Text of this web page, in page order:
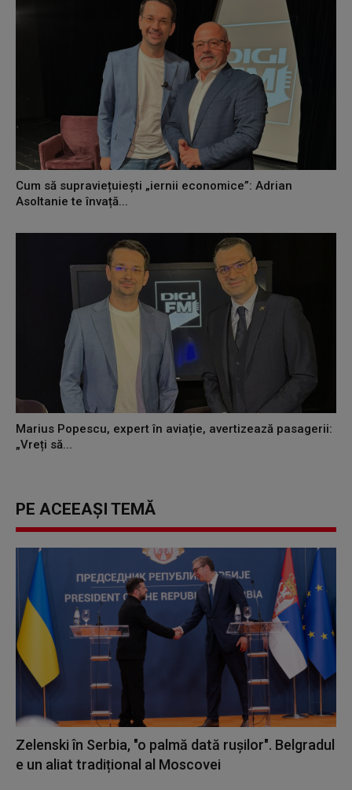
Cum să supraviețuiești „iernii economice”: Adrian
Asoltanie te învață...
Marius Popescu, expert în aviație, avertizează pasagerii:
„Vreți să...
PE ACEEAȘI TEMĂ
Zelenski în Serbia, "o palmă dată rușilor". Belgradul
e un aliat tradițional al Moscovei